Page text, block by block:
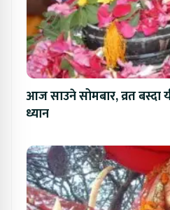
आज साउने सोमबार, व्रत बस्दा
ध्यान